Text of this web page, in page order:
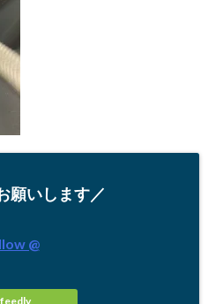
願いします／
@
feedly